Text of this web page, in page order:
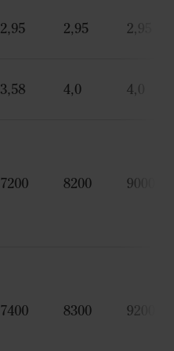
2,95 2,95 2,95
3,58 4,0 4,0
7200 8200 9000
7400 8300 9200